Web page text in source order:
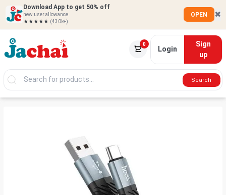
Download App to get 50% off
new user allowance
★★★★★ (430k+)
OPEN ✖
0
Login
Sign
up
Search